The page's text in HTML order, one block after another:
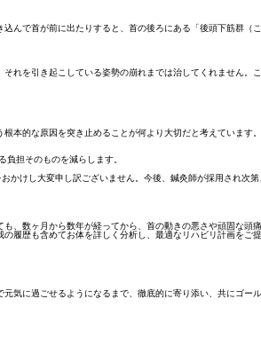
んで首が前に出たりすると、首の後ろにある「後頭下筋群（
れを引き起こしている姿勢の崩れまでは治してくれません。
本的な原因を突き止めることが何より大切だと考えています。
担そのものを減らします。
けし大変申し訳ございません。今後、鍼灸師が採用され次
数ヶ月から数年が経ってから、首の動きの悪さや頑固な頭
履歴も含めてお体を詳しく分析し、最適なリハビリ計画をご提
気に過ごせるようになるまで、徹底的に寄り添い、共にゴール